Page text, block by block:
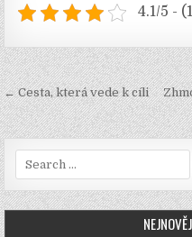
4.1/5 -
Navigace
pro
příspěvek
← Cesta, která vede k cíli
Search
for: